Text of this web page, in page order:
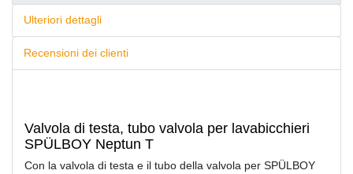
Ulteriori dettagli
Recensioni dei clienti
Valvola di testa, tubo valvola per lavabicchieri
SPÜLBOY Neptun T
Con la valvola di testa e il tubo della valvola per SPÜLBOY